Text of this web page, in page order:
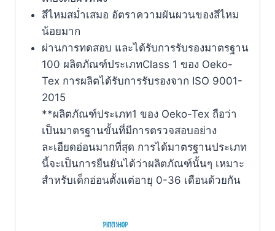
สีไหมสม่ำเสมอ อัตราความผันผวนของสีไหม
น้อยมาก
ผ่านการทดสอบ และได้รับการรับรองมาตรฐาน
100 ผลิตภัณฑ์ประเภทClass 1 ของ Oeko-
Tex การผลิตได้รับการรับรองจาก ISO 9001-
2015
**ผลิตภัณฑ์ประเภท1 ของ Oeko-Tex ถือว่า
เป็นมาตรฐานขั้นที่มีการตรวจสอบอย่าง
ละเอียดอ่อนมากที่สุด การได้มาตรฐานประเภท
นี้จะเป็นการยืนยันได้ว่าผลิตภัณฑ์นั้นๆ เหมาะ
สำหรับเด็กอ่อนตั้งแต่อายุ 0-36 เดือนด้วยกัน